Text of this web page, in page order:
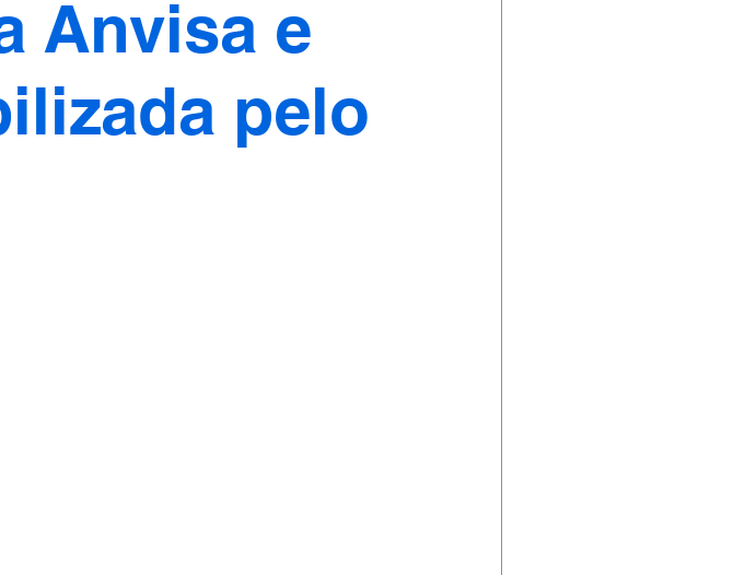
Anvisa e
pelo